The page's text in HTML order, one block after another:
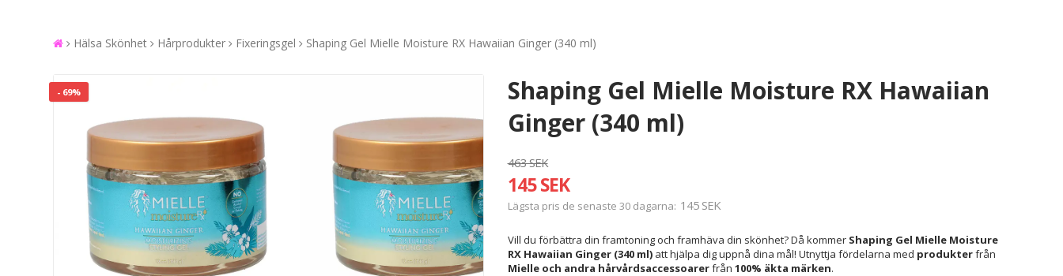
Hälsa Skönhet Hårprodukter Fixeringsgel Shaping Gel Mielle Moisture RX Hawaiian Ginger (340 ml)
- 69%
Shaping Gel Mielle Moisture RX Hawaiian
Ginger (340 ml)
463 SEK
145 SEK
Lägsta pris de senaste 30 dagarna 145 SEK
Vill du förbättra din framtoning och framhäva din skönhet? Då kommer Shaping Gel Mielle Moisture
RX Hawaiian Ginger (340 ml)att hjälpa dig uppnå dina mål! Utnyttja fördelarna med produkterfrån
Mielle och andra hårvårdsaccessoarerfrån 100% äkta märken.